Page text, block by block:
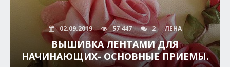
02.09.2019 57 447 2 ЛЕНА
ВЫШИВКА ЛЕНТАМИ ДЛЯ
НАЧИНАЮЩИХ- ОСНОВНЫЕ ПРИЕМЫ.